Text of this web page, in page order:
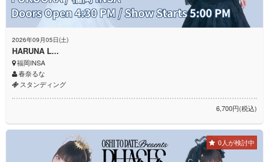
2026年09月05日(土)
HARUNA L...
福岡INSA
春奈るな
スタンディング
6,700円(税込)
0人が検討中